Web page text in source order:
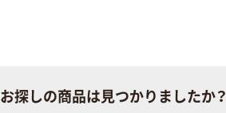
お探しの商品は見つかりましたか？